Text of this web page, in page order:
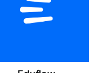
Eduflow